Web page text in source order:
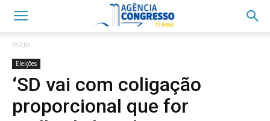
Início
Eleições
‘SD vai com coligação
proporcional que for